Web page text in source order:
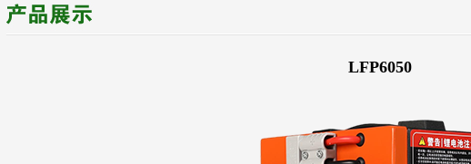
LFP6050